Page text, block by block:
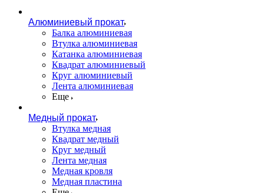
Алюминиевый прокат
Балка алюминиевая
Втулка алюминиевая
Катанка алюминиевая
Квадрат алюминиевый
Круг алюминиевый
Лента алюминиевая
Еще
Медный прокат
Втулка медная
Квадрат медный
Круг медный
Лента медная
Медная кровля
Медная пластина